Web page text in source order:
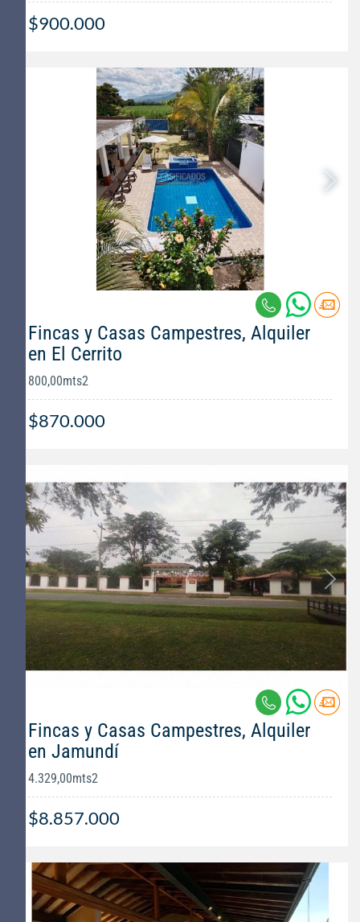
$900.000
Fincas y Casas Campestres, Alquiler
en El Cerrito
800,00mts2
$870.000
Fincas y Casas Campestres, Alquiler
en Jamundí
4.329,00mts2
$8.857.000